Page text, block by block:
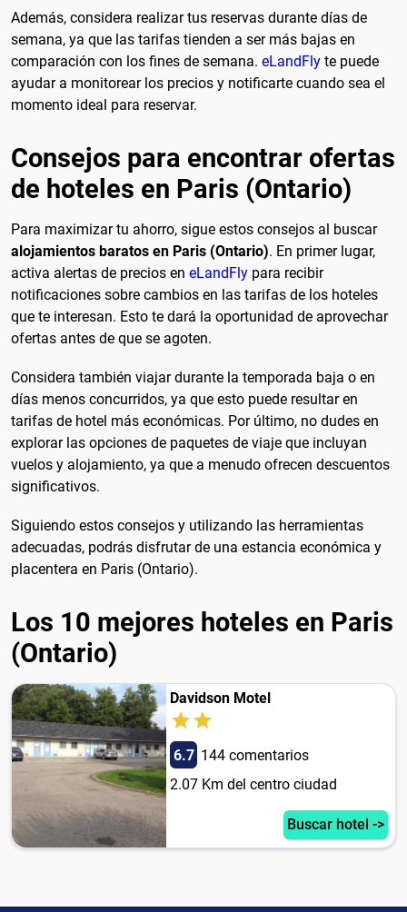
Además, considera realizar tus reservas durante días de
semana, ya que las tarifas tienden a ser más bajas en
comparación con los fines de semana. eLandFly te puede
ayudar a monitorear los precios y notificarte cuando sea el
momento ideal para reservar.
Consejos para encontrar ofertas
de hoteles en Paris (Ontario)
Para maximizar tu ahorro, sigue estos consejos al buscar
alojamientos baratos en Paris (Ontario). En primer lugar,
activa alertas de precios en eLandFly para recibir
notificaciones sobre cambios en las tarifas de los hoteles
que te interesan. Esto te dará la oportunidad de aprovechar
ofertas antes de que se agoten.
Considera también viajar durante la temporada baja o en
días menos concurridos, ya que esto puede resultar en
tarifas de hotel más económicas. Por último, no dudes en
explorar las opciones de paquetes de viaje que incluyan
vuelos y alojamiento, ya que a menudo ofrecen descuentos
significativos.
Siguiendo estos consejos y utilizando las herramientas
adecuadas, podrás disfrutar de una estancia económica y
placentera en Paris (Ontario).
Los 10 mejores hoteles en Paris
(Ontario)
Davidson Motel
6.7 144 comentarios
2.07 Km del centro ciudad
Buscar hotel ->